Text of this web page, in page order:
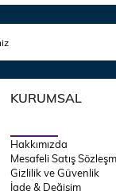
KURUMSAL
Hakkımızda
Mesafeli Satış
Gizlilik ve Güvenlik
İade & Değişim